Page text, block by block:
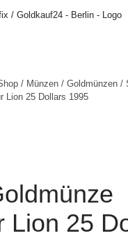
/ Münzen / Goldmünzen /
Lion 25 Dollars 1995
Lion 25